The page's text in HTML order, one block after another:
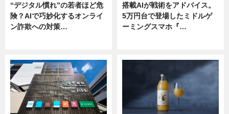
“デジタル慣れ”の若者ほど危
険？AIで巧妙化するオンライ
ン詐欺への対策…
搭載AIが戦術をアドバイス。
5万円台で登場したミドルゲ
ーミングスマホ『…